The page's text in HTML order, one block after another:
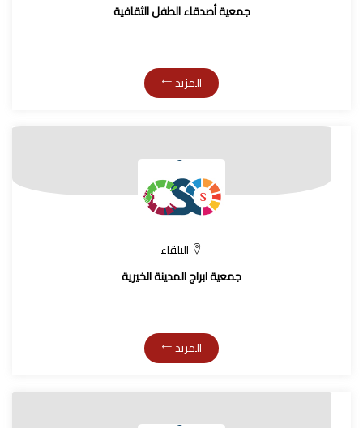
جمعية أصدقاء الطفل الثقافية
المزيد
البلقاء
جمعية ابراج المدينة الخيرية
المزيد